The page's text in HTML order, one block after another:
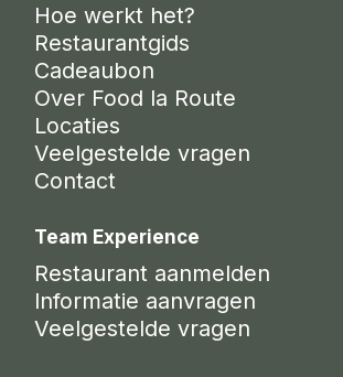
Hoe werkt het?
Restaurantgids
Cadeaubon
Over Food la Route
Locaties
Veelgestelde vragen
Contact
Team Experience
Restaurant aanmelden
Informatie aanvragen
Veelgestelde vragen